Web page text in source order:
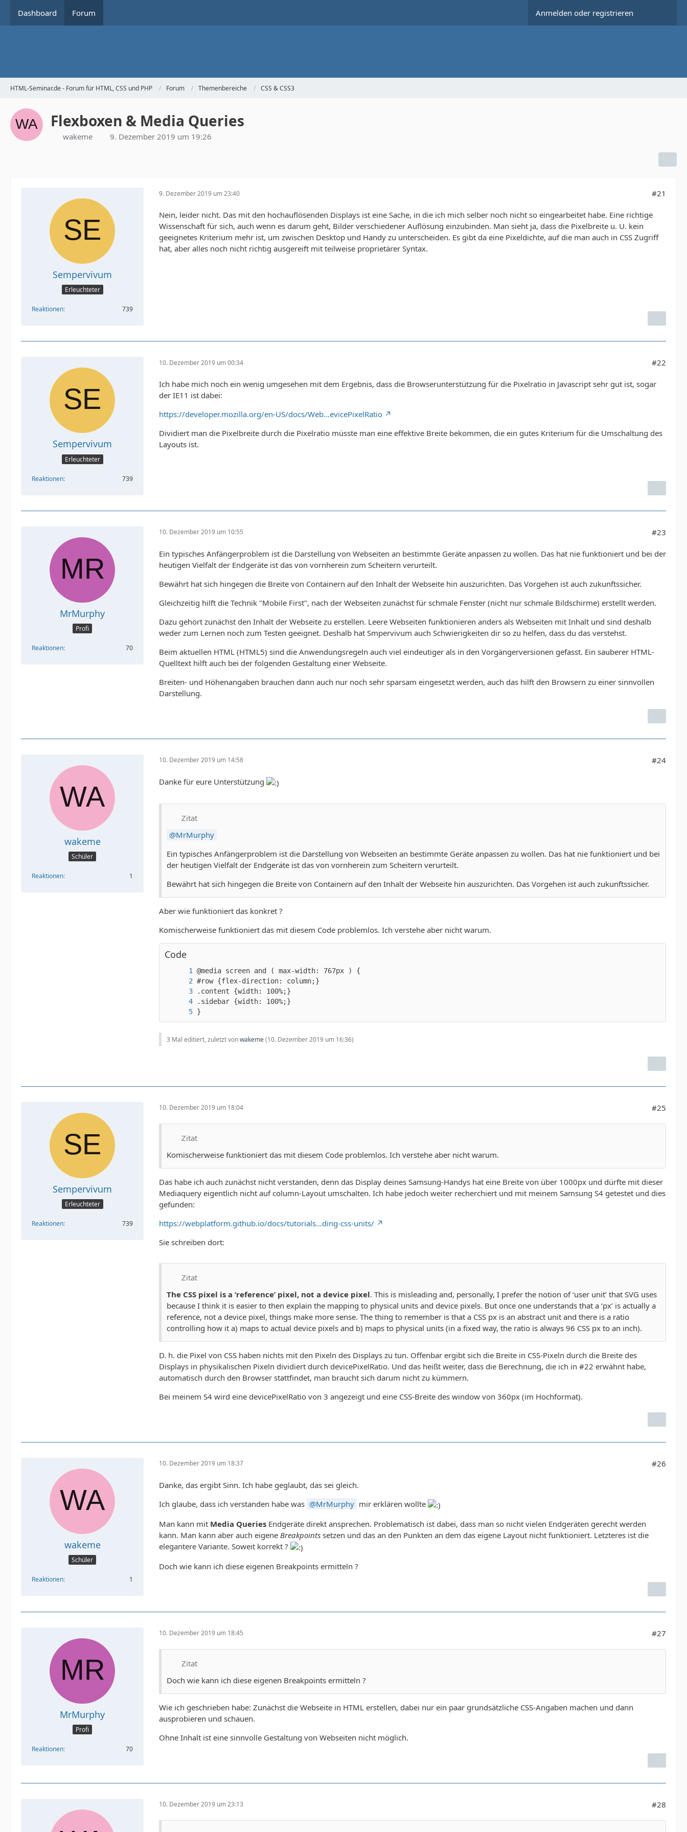
Dashboard Forum Anmelden oder registrieren
HTML-Seminar.de - Forum für HTML, CSS und PHP Forum Themenbereiche CSS & CSS3
Flexboxen & Media Queries
wakeme 9. Dezember 2019 um 19:26
Sempervivum
Erleuchteter
Reaktionen 739
9. Dezember 2019 um 23:40 #21
Nein, leider nicht. Das mit den hochauflösenden Displays ist eine Sache, in die ich mich selber noch nicht so eingearbeitet habe. Eine richtige
Wissenschaft für sich, auch wenn es darum geht, Bilder verschiedener Auflösung einzubinden. Man sieht ja, dass die Pixelbreite u. U. kein
geeignetes Kriterium mehr ist, um zwischen Desktop und Handy zu unterscheiden. Es gibt da eine Pixeldichte, auf die man auch in CSS Zugriff
hat, aber alles noch nicht richtig ausgereift mit teilweise proprietärer Syntax.
Sempervivum
Erleuchteter
Reaktionen 739
10. Dezember 2019 um 00:34 #22
Ich habe mich noch ein wenig umgesehen mit dem Ergebnis, dass die Browserunterstützung für die Pixelratio in Javascript sehr gut ist, sogar
der IE11 ist dabei:
https://developer.mozilla.org/en-US/docs/Web…evicePixelRatio
Dividiert man die Pixelbreite durch die Pixelratio müsste man eine effektive Breite bekommen, die ein gutes Kriterium für die Umschaltung des
Layouts ist.
MrMurphy
Profi
Reaktionen 70
10. Dezember 2019 um 10:55 #23
Ein typisches Anfängerproblem ist die Darstellung von Webseiten an bestimmte Geräte anpassen zu wollen. Das hat nie funktioniert und bei der
heutigen Vielfalt der Endgeräte ist das von vornherein zum Scheitern verurteilt.
Bewährt hat sich hingegen die Breite von Containern auf den Inhalt der Webseite hin auszurichten. Das Vorgehen ist auch zukunftssicher.
Gleichzeitig hilft die Technik "Mobile First", nach der Webseiten zunächst für schmale Fenster (nicht nur schmale Bildschirme) erstellt werden.
Dazu gehört zunächst den Inhalt der Webseite zu erstellen. Leere Webseiten funktionieren anders als Webseiten mit Inhalt und sind deshalb
weder zum Lernen noch zum Testen geeignet. Deshalb hat Smpervivum auch Schwierigkeiten dir so zu helfen, dass du das verstehst.
Beim aktuellen HTML (HTML5) sind die Anwendungsregeln auch viel eindeutiger als in den Vorgängerversionen gefasst. Ein sauberer HTML-
Quelltext hilft auch bei der folgenden Gestaltung einer Webseite.
Breiten- und Höhenangaben brauchen dann auch nur noch sehr sparsam eingesetzt werden, auch das hilft den Browsern zu einer sinnvollen
Darstellung.
wakeme
Schüler
Reaktionen 1
10. Dezember 2019 um 14:58 #24
Danke für eure Unterstützung
Zitat
MrMurphy
Ein typisches Anfängerproblem ist die Darstellung von Webseiten an bestimmte Geräte anpassen zu wollen. Das hat nie funktioniert und bei
der heutigen Vielfalt der Endgeräte ist das von vornherein zum Scheitern verurteilt.
Bewährt hat sich hingegen die Breite von Containern auf den Inhalt der Webseite hin auszurichten. Das Vorgehen ist auch zukunftssicher.
Aber wie funktioniert das konkret ?
Komischerweise funktioniert das mit diesem Code problemlos. Ich verstehe aber nicht warum.
Code
}
3 Mal editiert, zuletzt vonwakeme(10. Dezember 2019 um 16:36)
Sempervivum
Erleuchteter
Reaktionen 739
10. Dezember 2019 um 18:04 #25
Zitat
Komischerweise funktioniert das mit diesem Code problemlos. Ich verstehe aber nicht warum.
Das habe ich auch zunächst nicht verstanden, denn das Display deines Samsung-Handys hat eine Breite von über 1000px und dürfte mit dieser
Mediaquery eigentlich nicht auf column-Layout umschalten. Ich habe jedoch weiter recherchiert und mit meinem Samsung S4 getestet und dies
gefunden:
https://webplatform.github.io/docs/tutorials…ding-css-units/
Sie schreiben dort:
Zitat
The CSS pixel is a ‘reference’ pixel, not a device pixel. This is misleading and, personally, I prefer the notion of ‘user unit’ that SVG uses
because I think it is easier to then explain the mapping to physical units and device pixels. But once one understands that a ‘px’ is actually a
reference, not a device pixel, things make more sense. The thing to remember is that a CSS px is an abstract unit and there is a ratio
controlling how it a) maps to actual device pixels and b) maps to physical units (in a fixed way, the ratio is always 96 CSS px to an inch).
D. h. die Pixel von CSS haben nichts mit den Pixeln des Displays zu tun. Offenbar ergibt sich die Breite in CSS-Pixeln durch die Breite des
Displays in physikalischen Pixeln dividiert durch devicePixelRatio. Und das heißt weiter, dass die Berechnung, die ich in #22 erwähnt habe,
automatisch durch den Browser stattfindet, man braucht sich darum nicht zu kümmern.
Bei meinem S4 wird eine devicePixelRatio von 3 angezeigt und eine CSS-Breite des window von 360px (im Hochformat).
wakeme
Schüler
Reaktionen 1
10. Dezember 2019 um 18:37 #26
Danke, das ergibt Sinn. Ich habe geglaubt, das sei gleich.
Ich glaube, dass ich verstanden habe was
MrMurphy mir erklären wollte
Man kann mit Media Queries Endgeräte direkt ansprechen. Problematisch ist dabei, dass man so nicht vielen Endgeräten gerecht werden
kann. Man kann aber auch eigene Breakpoints setzen und das an den Punkten an dem das eigene Layout nicht funktioniert. Letzteres ist die
elegantere Variante. Soweit korrekt ?
Doch wie kann ich diese eigenen Breakpoints ermitteln ?
MrMurphy
Profi
Reaktionen 70
10. Dezember 2019 um 18:45 #27
Zitat
Doch wie kann ich diese eigenen Breakpoints ermitteln ?
Wie ich geschrieben habe: Zunächst die Webseite in HTML erstellen, dabei nur ein paar grundsätzliche CSS-Angaben machen und dann
ausprobieren und schauen.
Ohne Inhalt ist eine sinnvolle Gestaltung von Webseiten nicht möglich.
10. Dezember 2019 um 23:13 #28